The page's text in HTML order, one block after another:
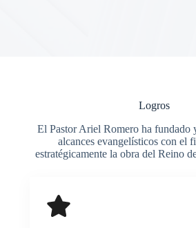
Logros
El Pastor Ariel Romero ha fundado
alcances evangelísticos con el
estratégicamente la obra del Reino